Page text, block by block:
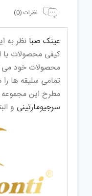
نظرات (0)
عینک صبا نظر به
کیفی محصولات با
محصولات خود می
تمامی سلیقه ها را
مطرح این مجموعه
سرجیومارتینی و